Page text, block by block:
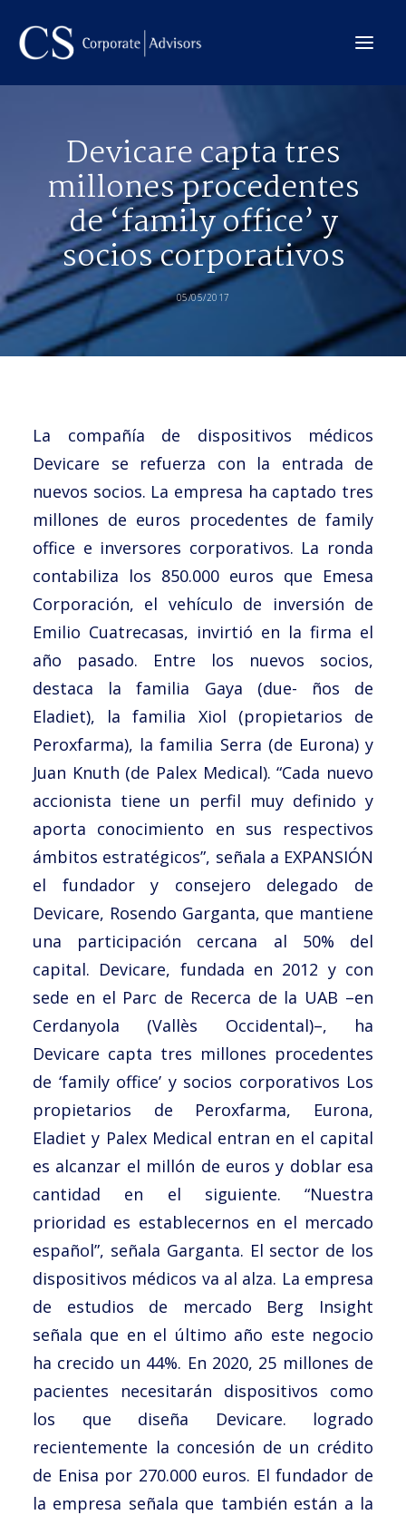
Internacional
Servicios
Equipo
Transacciones
CONTACTO →
Trabaja con nosotros
Español
Devicare capta tres
millones procedentes
de ‘family office’ y
socios corporativos
05/05/2017
La compañía de dispositivos médicos
Devicare se refuerza con la entrada de
nuevos socios. La empresa ha captado tres
millones de euros procedentes de family
office e inversores corporativos. La ronda
contabiliza los 850.000 euros que Emesa
Corporación, el vehículo de inversión de
Emilio Cuatrecasas, invirtió en la firma el
año pasado. Entre los nuevos socios,
destaca la familia Gaya (due- ños de
Eladiet), la familia Xiol (propietarios de
Peroxfarma), la familia Serra (de Eurona) y
Juan Knuth (de Palex Medical). “Cada nuevo
accionista tiene un perfil muy definido y
aporta conocimiento en sus respectivos
ámbitos estratégicos”, señala a EXPANSIÓN
el fundador y consejero delegado de
Devicare, Rosendo Garganta, que mantiene
una participación cercana al 50% del
capital. Devicare, fundada en 2012 y con
sede en el Parc de Recerca de la UAB –en
Cerdanyola (Vallès Occidental)–, ha
Devicare capta tres millones procedentes
de ‘family office’ y socios corporativos Los
propietarios de Peroxfarma, Eurona,
Eladiet y Palex Medical entran en el capital
es alcanzar el millón de euros y doblar esa
cantidad en el siguiente. “Nuestra
prioridad es establecernos en el mercado
español”, señala Garganta. El sector de los
dispositivos médicos va al alza. La empresa
de estudios de mercado Berg Insight
señala que en el último año este negocio
ha crecido un 44%. En 2020, 25 millones de
pacientes necesitarán dispositivos como
los que diseña Devicare. logrado
recientemente la concesión de un crédito
de Enisa por 270.000 euros. El fundador de
la empresa señala que también están a la